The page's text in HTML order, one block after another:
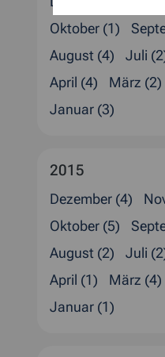
Oktober (1)
August (4)
Juli
April (4)
März (2)
Januar (3)
2015
Dezember (4)
Oktober (5)
August (2)
Juli
April (1)
März (4)
Januar (1)